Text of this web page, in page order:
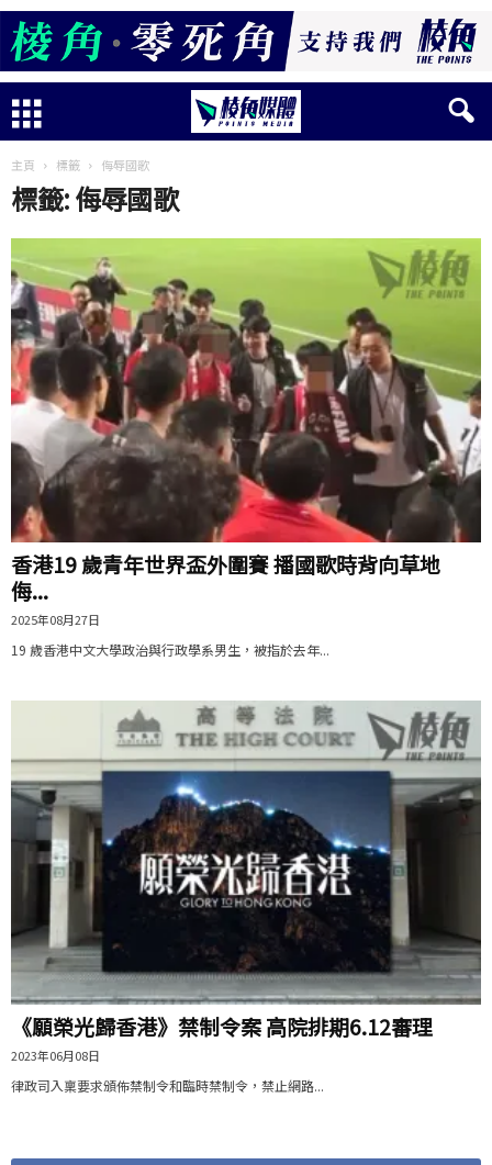
主頁 標籤 侮辱國歌
標籤: 侮辱國歌
香港19 歲青年世界盃外圍賽 播國歌時背向草地
侮...
2025年08月27日
19 歲香港中文大學政治與行政學系男生，被指於去年...
《願榮光歸香港》禁制令案 高院排期6.12審理
2023年06月08日
律政司入稟要求頒佈禁制令和臨時禁制令，禁止網路...